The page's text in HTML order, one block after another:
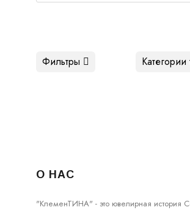
Категории
Фильтры
О НАС
"КлеменТИНА" - это ювелирная история